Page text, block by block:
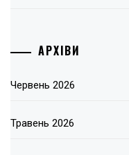
АРХІВИ
Червень 2026
Травень 2026